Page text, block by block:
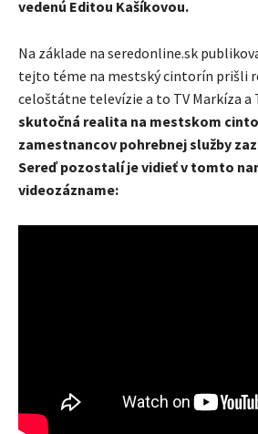
vedenú Editou Kašíkovou.
Na základe na seredonline.sk
tejto téme na mestský cintorín prišli
celoštátne televízie a to TV Markíza a
skutočná realita na mestskom
zamestnancov pohrebnej služby
Sereď pozostalí je vidieť v tomto
videozázname: